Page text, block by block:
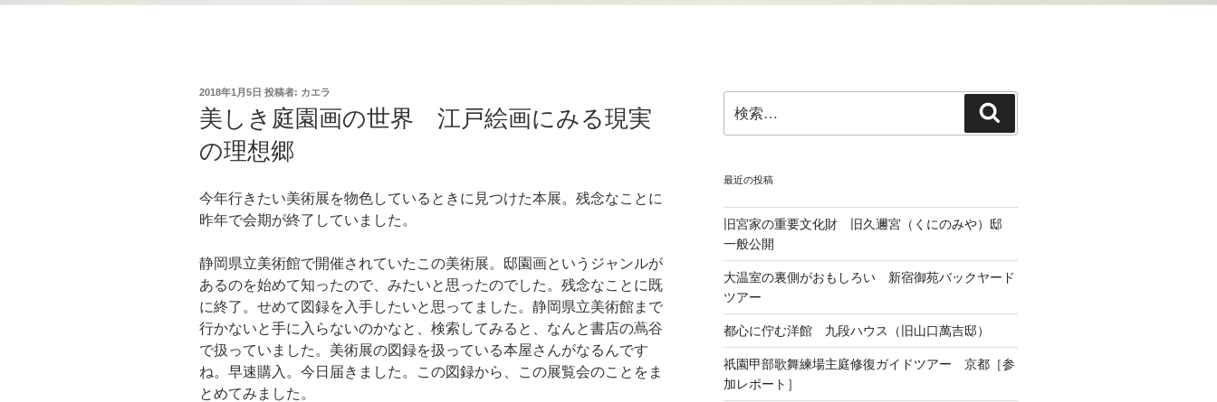
投
稿
日:
2018年1月5日 投稿者: カエラ
美しき庭園画の世界 江戸絵画にみる現実
の理想郷
今年行きたい美術展を物色しているときに見つけた本展。残念なことに
昨年で会期が終了していました。
静岡県立美術館で開催されていたこの美術展。邸園画というジャンルが
あるのを始めて知ったので、みたいと思ったのでした。残念なことに既
に終了。せめて図録を入手したいと思ってました。静岡県立美術館まで
行かないと手に入らないのかなと、検索してみると、なんと書店の蔦谷
で扱っていました。美術展の図録を扱っている本屋さんがなるんです
ね。早速購入。今日届きました。この図録から、この展覧会のことをま
とめてみました。
索:
索
最近の投稿
旧宮家の重要文化財 旧久邇宮（くにのみや）邸
一般公開
大温室の裏側がおもしろい 新宿御苑バックヤード
ツアー
都心に佇む洋館 九段ハウス（旧山口萬吉邸）
祇園甲部歌舞練場主庭修復ガイドツアー 京都［参
加レポート］